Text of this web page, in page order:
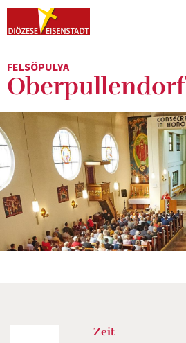
FELSÖPULYA
Oberpullendorf
Zeit